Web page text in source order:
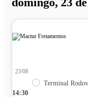
domingo, 23
14:30
23/08
Terminal